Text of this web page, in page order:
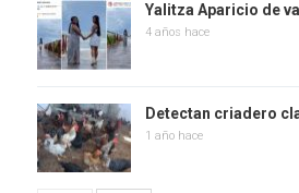
Yalitza Aparicio de
4 años hace
Detectan criadero
1 año hace